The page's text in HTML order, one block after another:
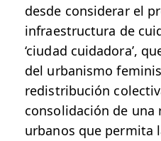
desde considerar el
infraestructura de
‘ciudad cuidadora’,
del urbanismo
redistribución
consolidación de una
urbanos que permita